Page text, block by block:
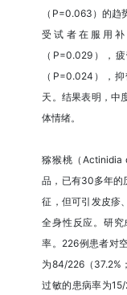
（P=0.063）的趋
受试者在服用
（P=0.029），
（P=0.024），
天。结果表明，中
体情绪。
猕猴桃（Actinidia
品，已有30多年的
征，但可引发皮疹
全身性反应。研
率。226例患者对
为84/226（37.2%
过敏的患病率为